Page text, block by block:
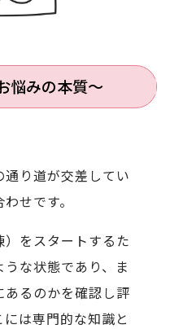
悩みの本質〜
り道が交差してい
せです。
をスタートするた
な状態であり、ま
るのかを確認し評
は専門的な知識と